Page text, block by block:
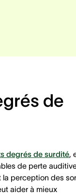
de
degrés de surdité,
de perte
la perception des
aider à mieux